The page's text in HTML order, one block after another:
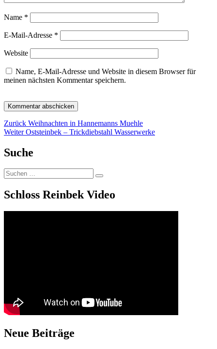
Name *
E-Mail-Adresse *
Website
Name, E-Mail-Adresse und Website in diesem Browser für
meinen nächsten Kommentar speichern.
Beitragsnavigation
Zurück Vorheriger
Beitrag:
Weihnachten in Hannemanns Muehle
Weiter Nächster
Oststeinbek – Trickdiebstahl Wasserwerke
Suche
Suchen
nach:
Suchen
Schloss Reinbek Video
Neue Beiträge